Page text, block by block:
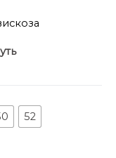
выполнено из
крой
тканевый пояс
52